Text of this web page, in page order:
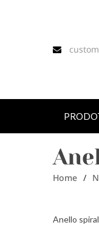
Home /
Anello